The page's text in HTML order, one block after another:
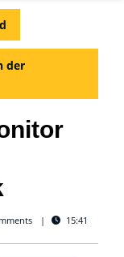
der
15:41